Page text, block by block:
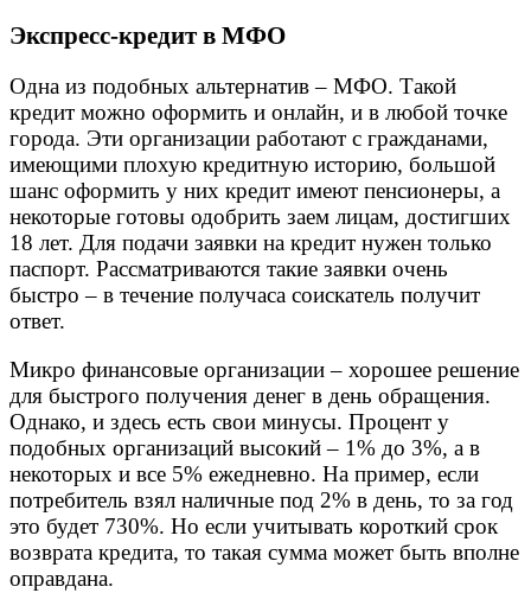
Экспресс-кредит в МФО
Одна из подобных альтернатив – МФО. Такой
кредит можно оформить и онлайн, и в любой точке
города. Эти организации работают с гражданами,
имеющими плохую кредитную историю, большой
шанс оформить у них кредит имеют пенсионеры, а
некоторые готовы одобрить заем лицам, достигших
18 лет. Для подачи заявки на кредит нужен только
паспорт. Рассматриваются такие заявки очень
быстро – в течение получаса соискатель получит
ответ.
Микро финансовые организации – хорошее решение
для быстрого получения денег в день обращения.
Однако, и здесь есть свои минусы. Процент у
подобных организаций высокий – 1% до 3%, а в
некоторых и все 5% ежедневно. На пример, если
потребитель взял наличные под 2% в день, то за год
это будет 730%. Но если учитывать короткий срок
возврата кредита, то такая сумма может быть вполне
оправдана.